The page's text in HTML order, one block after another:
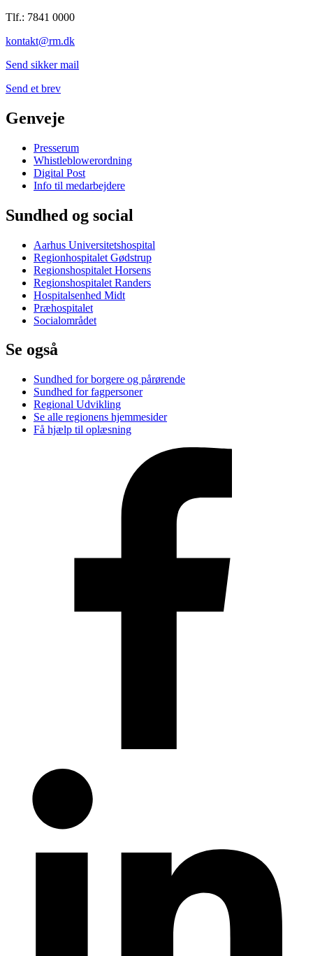
Tlf.: 7841 0000
kontakt@rm.dk
Send sikker mail
Send et brev
Genveje
Presserum
Whistleblowerordning
Digital Post
Info til medarbejdere
Sundhed og social
Aarhus Universitetshospital
Regionhospitalet Gødstrup
Regionshospitalet Horsens
Regionshospitalet Randers
Hospitalsenhed Midt
Præhospitalet
Socialområdet
Se også
Sundhed for borgere og pårørende
Sundhed for fagpersoner
Regional Udvikling
Se alle regionens hjemmesider
Få hjælp til oplæsning